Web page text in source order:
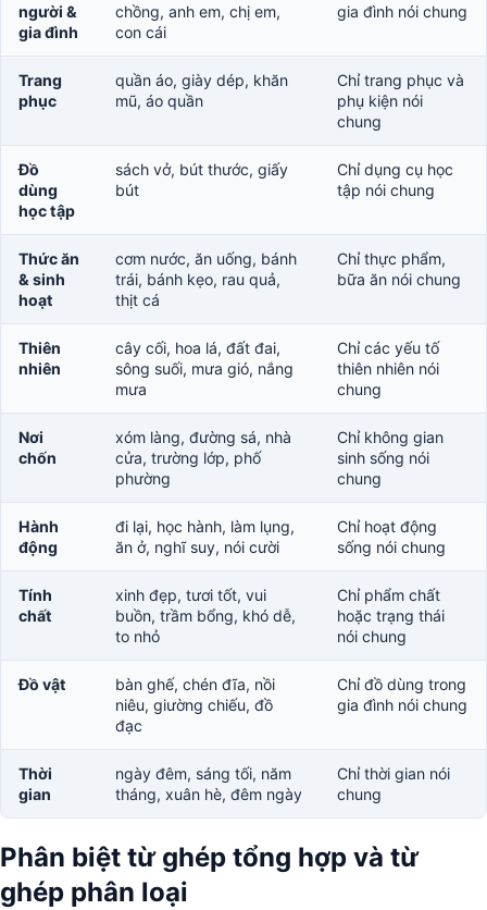
người &
gia đình
chồng, anh em, chị em,
con cái
gia đình nói chung
Trang
phục
quần áo, giày dép, khăn
mũ, áo quần
Chỉ trang phục và
phụ kiện nói
chung
Đồ
dùng
học tập
sách vở, bút thước, giấy
bút
Chỉ dụng cụ học
tập nói chung
Thức ăn
& sinh
hoạt
cơm nước, ăn uống, bánh
trái, bánh kẹo, rau quả,
thịt cá
Chỉ thực phẩm,
bữa ăn nói chung
Thiên
nhiên
cây cối, hoa lá, đất đai,
sông suối, mưa gió, nắng
mưa
Chỉ các yếu tố
thiên nhiên nói
chung
Nơi
chốn
xóm làng, đường sá, nhà
cửa, trường lớp, phố
phường
Chỉ không gian
sinh sống nói
chung
Hành
động
đi lại, học hành, làm lụng,
ăn ở, nghĩ suy, nói cười
Chỉ hoạt động
sống nói chung
Tính
chất
xinh đẹp, tươi tốt, vui
buồn, trầm bổng, khó dễ,
to nhỏ
Chỉ phẩm chất
hoặc trạng thái
nói chung
Đồ vật
bàn ghế, chén đĩa, nồi
niêu, giường chiếu, đồ
đạc
Chỉ đồ dùng trong
gia đình nói chung
Thời
gian
ngày đêm, sáng tối, năm
tháng, xuân hè, đêm ngày
Chỉ thời gian nói
chung
Phân biệt từ ghép tổng hợp và từ
ghép phân loại